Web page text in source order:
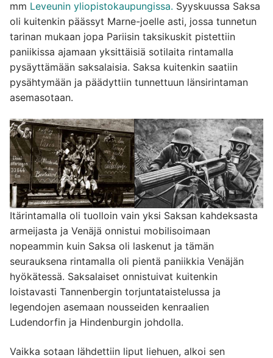
mm Leveunin yliopistokaupungissa. Syyskuussa Saksa
oli kuitenkin päässyt Marne-joelle asti, jossa tunnetun
tarinan mukaan jopa Pariisin taksikuskit pistettiin
paniikissa ajamaan yksittäisiä sotilaita rintamalla
pysäyttämään saksalaisia. Saksa kuitenkin saatiin
pysähtymään ja päädyttiin tunnettuun länsirintaman
asemasotaan.
Itärintamalla oli tuolloin vain yksi Saksan kahdeksasta
armeijasta ja Venäjä onnistui mobilisoimaan
nopeammin kuin Saksa oli laskenut ja tämän
seurauksena rintamalla oli pientä paniikkia Venäjän
hyökätessä. Saksalaiset onnistuivat kuitenkin
loistavasti Tannenbergin torjuntataistelussa ja
legendojen asemaan nousseiden kenraalien
Ludendorfin ja Hindenburgin johdolla.
Vaikka sotaan lähdettiin liput liehuen, alkoi sen